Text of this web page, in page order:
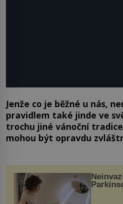
Jenže co je běžné u nás,
pravidlem také jinde ve
trochu jiné vánoční
mohou být opravdu